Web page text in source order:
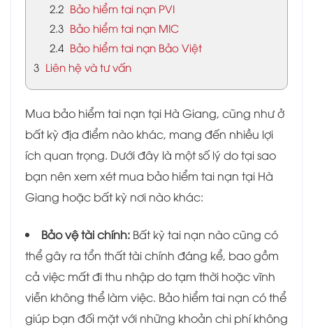
2.2 Bảo hiểm tai nạn PVI
2.3 Bảo hiểm tai nạn MIC
2.4 Bảo hiểm tai nạn Bảo Việt
3 Liên hệ và tư vấn
Mua bảo hiểm tai nạn tại Hà Giang, cũng như ở
bất kỳ địa điểm nào khác, mang đến nhiều lợi
ích quan trọng. Dưới đây là một số lý do tại sao
bạn nên xem xét mua bảo hiểm tai nạn tại Hà
Giang hoặc bất kỳ nơi nào khác:
Bảo vệ tài chính: Bất kỳ tai nạn nào cũng có
thể gây ra tổn thất tài chính đáng kể, bao gồm
cả việc mất đi thu nhập do tạm thời hoặc vĩnh
viễn không thể làm việc. Bảo hiểm tai nạn có thể
giúp bạn đối mặt với những khoản chi phí không